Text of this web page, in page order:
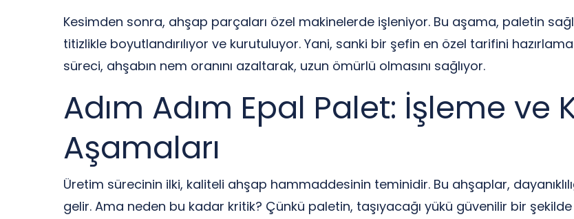
Kesimden sonra, ahşap parçaları özel makinelerde işleniyor. Bu aşama, paletin
titizlikle boyutlandırılıyor ve kurutuluyor. Yani, sanki bir şefin en özel tarifini
süreci, ahşabın nem oranını azaltarak, uzun ömürlü olmasını sağlıyor.
Adım Adım Epal Palet: İşleme ve
Aşamaları
Üretim sürecinin ilki, kaliteli ahşap hammaddesinin teminidir. Bu ahşaplar,
gelir. Ama neden bu kadar kritik? Çünkü paletin, taşıyacağı yükü güvenilir bir